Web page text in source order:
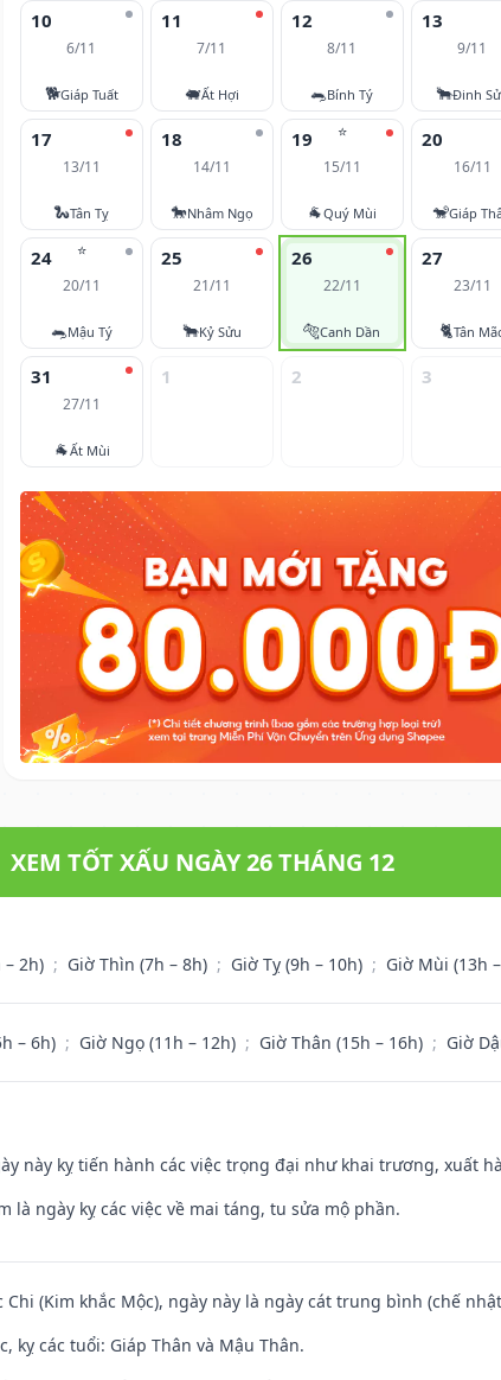
10
6/11
🐕Giáp Tuất
11
7/11
🐖Ất Hợi
12
8/11
🐀Bính Tý
13
9/11
🐂Đinh
17
13/11
🐍Tân Tỵ
18
14/11
🐎Nhâm Ngọ
⭐
19
15/11
🐐Quý Mùi
20
16/11
🐒Giáp
⭐
24
20/11
🐀Mậu Tý
25
21/11
🐂Kỷ Sửu
26
22/11
🐅Canh Dần
27
23/11
🐈Tân
31
27/11
🐐Ất Mùi
1 2 3
XEM TỐT XẤU NGÀY 26 THÁNG 12
– 2h) ; Giờ Thìn (7h – 8h) ; Giờ Tỵ (9h – 10h) ; Giờ Mùi (13h
– 6h) ; Giờ Ngọ (11h – 12h) ; Giờ Thân (15h – 16h) ; Giờ
này kỵ tiến hành các việc trọng đại như khai trương, xuất
là ngày kỵ các việc về mai táng, tu sửa mộ phần.
Chi (Kim khắc Mộc), ngày này là ngày cát trung bình (chế
kỵ các tuổi: Giáp Thân và Mậu Thân.